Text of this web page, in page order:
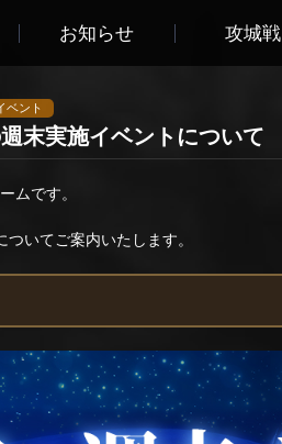
お知らせ 攻城戦
ベント
末実施イベントについて
ムです。
いてご案内いたします。